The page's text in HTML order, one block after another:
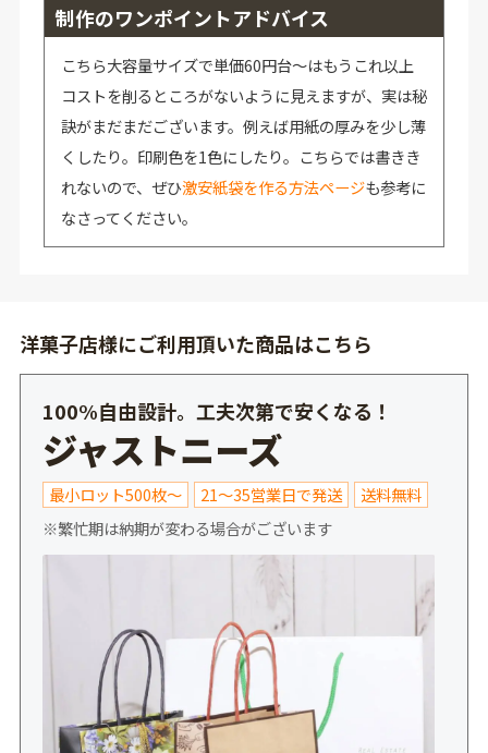
制作のワンポイントアドバイス
こちら大容量サイズで単価60円台～はもうこれ以上
コストを削るところがないように見えますが、実は秘
訣がまだまだございます。例えば用紙の厚みを少し薄
くしたり。印刷色を1色にしたり。こちらでは書きき
れないので、ぜひ激安紙袋を作る方法ページも参考に
なさってください。
洋菓子店様にご利用頂いた商品はこちら
100%自由設計。工夫次第で安くなる！
ジャストニーズ
最小ロット500枚～ 21～35営業日で発送
送料無料
※繁忙期は納期が変わる場合がございます